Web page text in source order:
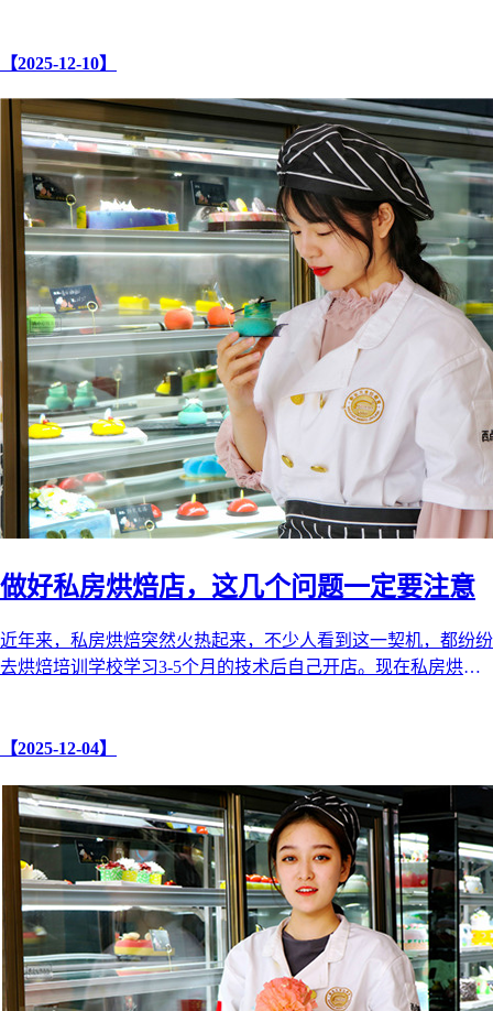
【2025-12-10】
做好私房烘焙店，这几个问题一定要注意
近年来，私房烘焙突然火热起来，不少人看到这一契机，都纷纷
去烘焙培训学校学习3-5个月的技术后自己开店。现在私房烘焙
【2025-12-04】